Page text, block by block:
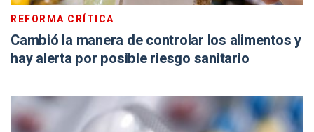
REFORMA CRÍTICA
Cambió la manera de controlar los alimentos y
hay alerta por posible riesgo sanitario